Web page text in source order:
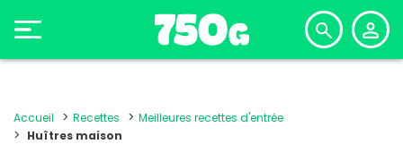
Accueil Recettes
Meilleures recettes d'entrée
Huîtres maison